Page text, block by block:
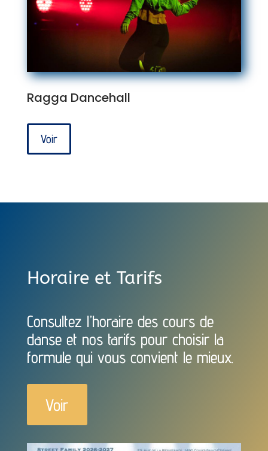
Ragga Dancehall
Voir
Horaire et Tarifs
Consultez l’horaire des cours de
danse et nos tarifs pour choisir la
formule qui vous convient le mieux.
Voir